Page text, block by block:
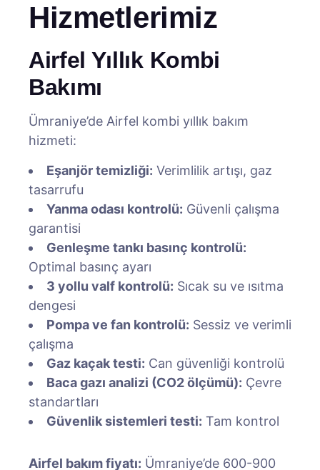
Hizmetlerimiz
Airfel Yıllık Kombi
Bakımı
Ümraniye’de Airfel kombi yıllık bakım
hizmeti:
Eşanjör temizliği: Verimlilik artışı, gaz
tasarrufu
Yanma odası kontrolü: Güvenli çalışma
garantisi
Genleşme tankı basınç kontrolü:
Optimal basınç ayarı
3 yollu valf kontrolü: Sıcak su ve ısıtma
dengesi
Pompa ve fan kontrolü: Sessiz ve verimli
çalışma
Gaz kaçak testi: Can güvenliği kontrolü
Baca gazı analizi (CO2 ölçümü): Çevre
standartları
Güvenlik sistemleri testi: Tam kontrol
Airfel bakım fiyatı: Ümraniye’de 600-900